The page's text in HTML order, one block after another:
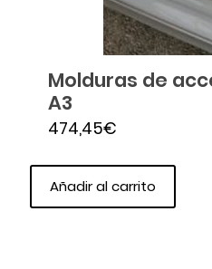
Molduras de
A3
474,45€
Añadir al carrito